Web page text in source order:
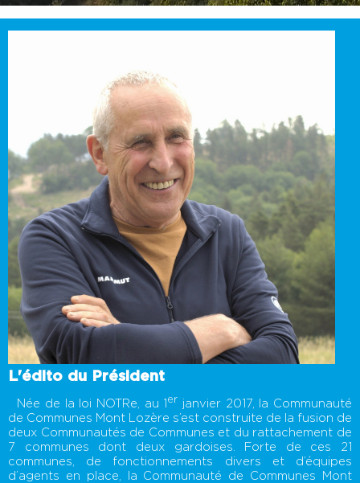
L'édito du Président
Née de la loi NOTRe, au 1 er janvier 2017, la Communauté
de Communes Mont Lozère s’est construite de la fusion de
deux Communautés de Communes et du rattachement de
7 communes dont deux gardoises. Forte de ces 21
communes, de fonctionnements divers et d’équipes
d’agents en place, la Communauté de Communes Mont